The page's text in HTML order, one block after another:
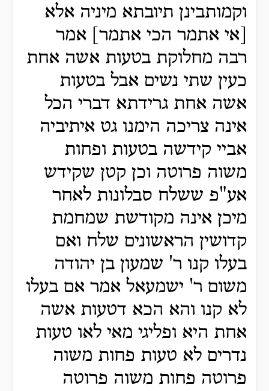
וקמותבינן תיובתא מיניה אלא
[אי אתמר הכי אתמר] אמר
רבה מחלוקת בטעות אשה אחת
כעין שתי נשים אבל בטעות
אשה אחת גרידתא דברי הכל
אינה צריכה הימנו גט איתיביה
אביי קידשה בטעות ופחות
משוה פרוטה וכן קטן שקידש
אע"פ ששלח סבלונות לאחר
מיכן אינה מקודשת שמחמת
קדושין הראשונים שלח ואם
בעלו קנו ר' שמעון בן יהודה
משום ר' ישמעאל אמר אם בעלו
לא קנו והא הכא דטעות אשה
אחת היא ופליגי מאי לאו טעות
נדרים לא טעות פחות משוה
פרוטה פחות משוה פרוטה